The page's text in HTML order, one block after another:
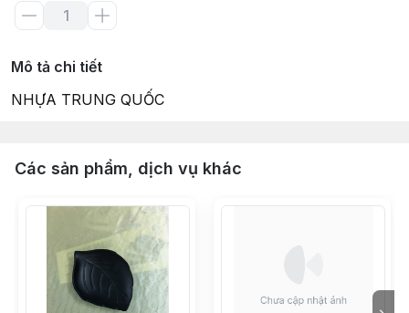
Mô tả chi tiết
NHỰA TRUNG QUỐC
Các sản phẩm, dịch vụ khác